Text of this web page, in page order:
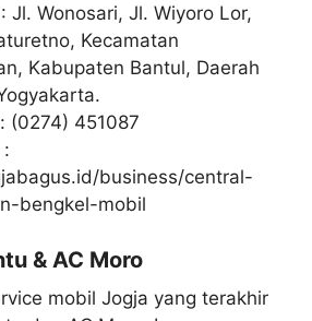
Wonosari, Jl. Wiyoro Lor,
Kecamatan
Kabupaten Bantul, Daerah
451087
business/central-
bengkel-mobil
& AC Moro
mobil Jogja yang terakhir